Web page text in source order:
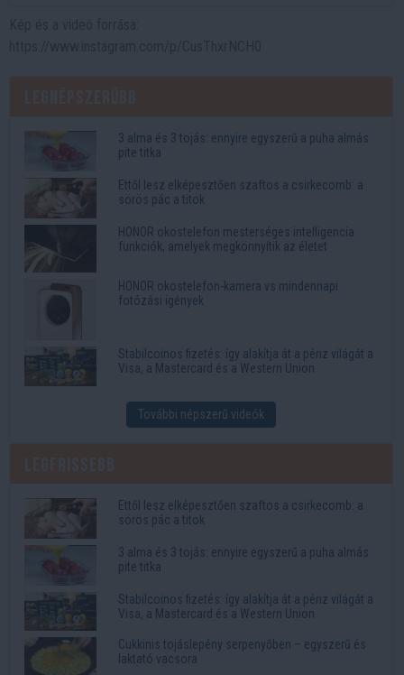
3 alma és 3 tojás: ennyire egyszerű a puha almás
pite titka
Ettől lesz elképesztően szaftos a csirkecomb: a
sörös pác a titok
HONOR okostelefon mesterséges intelligencia
funkciók, amelyek megkönnyítik az életet
HONOR okostelefon-kamera vs mindennapi
fotózási igények
Stabilcoinos fizetés: így alakítja át a pénz világát a
Visa, a Mastercard és a Western Union
További népszerű videók
Ettől lesz elképesztően szaftos a csirkecomb: a
sörös pác a titok
3 alma és 3 tojás: ennyire egyszerű a puha almás
pite titka
Stabilcoinos fizetés: így alakítja át a pénz világát a
Visa, a Mastercard és a Western Union
Cukkinis tojáslepény serpenyőben – egyszerű és
laktató vacsora